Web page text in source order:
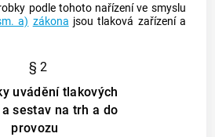
podle tohoto nařízení ve smyslu
a) zákona jsou tlaková zařízení a
§ 2
uvádění tlakových
sestav na trh a do
provozu